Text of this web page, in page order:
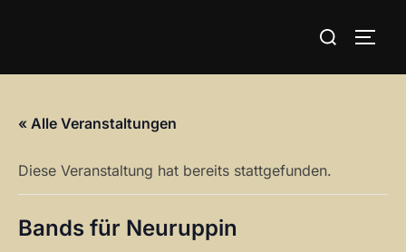
Suchen
« Alle Veranstaltungen
Diese Veranstaltung hat bereits stattgefunden.
Bands für Neuruppin